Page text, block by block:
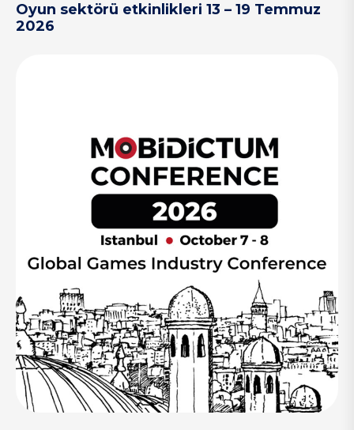
Oyun sektörü etkinlikleri 13 – 19 Temmuz
2026